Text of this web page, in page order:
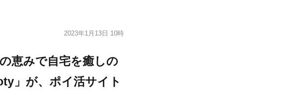
2023年1月13日 10時
恵みで自宅を癒しの
」が、ポイ活サイト